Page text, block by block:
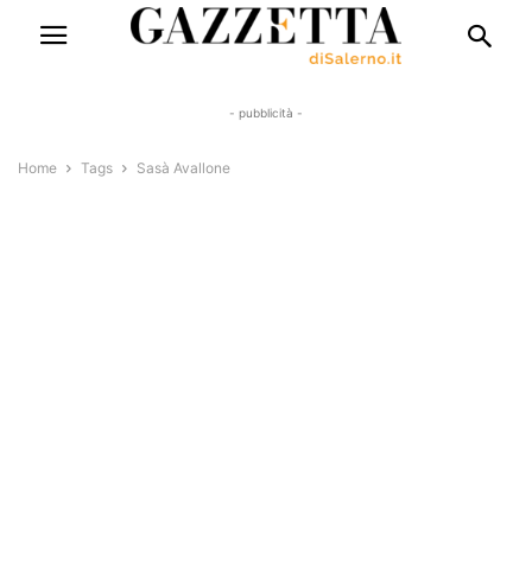
- pubblicità -
Home Tags Sasà Avallone